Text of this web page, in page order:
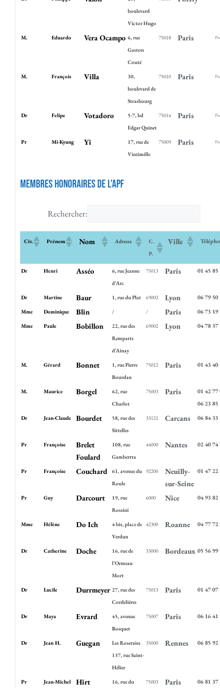
boulevard
Victor Hugo
M. Eduardo Vera Ocampo 6, rue
Gaston
Couté
75018 Paris
M. François Villa
30,
boulevard de
Strasbourg
75010 Paris
Dr Felipe Votadoro
5-7, bd
Edgar Quinet
75014 Paris
Pr Mi-Kyung Yi
17, rue de
Vintimille
75009 Paris
Membres honoraires de l'APF
Rechercher:
Civ. Prénom Nom Adresse
C.
P.
Ville
Dr Henri Asséo
6, rue Jeanne
d’Arc
75013 Paris 01 45 85
Dr Martine Baur 1, rue du Plat 69002 Lyon 06 79 50
Mme Dominique Blin / / Paris 06 73 19
Mme Paule Bobillon
22, rue des
Remparts
d’Ainay
69002 Lyon 04 78 37
M. Gérard Bonnet
1, rue Pierre
Bourdan
75012 Paris 01 43 40
M. Maurice Borgel
62, rue
Charlot
75003 Paris
01 42 77
06 23 85
Dr Jean-Claude Bourdet
58, rue des
Sittelles
33121 Carcans 06 84 33
Pr Françoise
Brelet
Foulard
108, rue
Gambertta
44000 Nantes 02 40 74
Pr Françoise Couchard
61, avenue du
Roule
92200
Neuilly-
sur-Seine
01 47 22
Pr Guy Darcourt
19, rue
Rossini
6000 Nice 04 93 82
Mme Hélène Do Ich
4 bis, place de
Verdun
42300 Roanne 04 77 72
Dr Catherine Doche
16, rue de
l’Ormeau
Mort
33000 Bordeaux 05 56 99
Dr Lucile Durrmeyer 27, rue des
Cordelières
75013 Paris 01 47 07
Dr Maya Evrard
45, avenue
Bosquet
75007 Paris 06 16 41
Dr Jean H. Guegan
Les Roseraies
137, rue Saint-
Hélier
35000 Rennes 06 85 92
Pr Jean-Michel Hirt 16, rue du 75003 Paris 06 81 37